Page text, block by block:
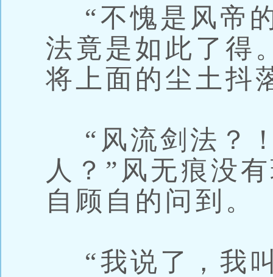
“不愧是风帝
法竟是如此了得
将上面的尘土抖
“风流剑法？
人？”风无痕没
自顾自的问到。
“我说了，我